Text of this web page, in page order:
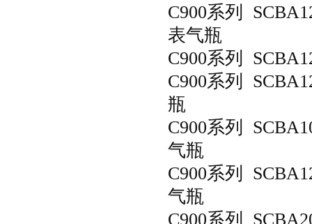
C900系列
表气瓶
C900系列
C900系列
瓶
C900系列
气瓶
C900系列
气瓶
C900系列